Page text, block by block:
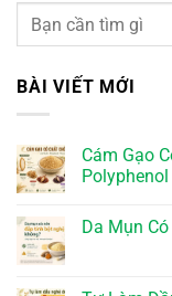
BÀI VIẾT MỚI
Cám Gạo
Da Mụn